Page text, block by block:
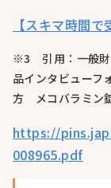
【スキマ時間
※3 引用：一般財
品インタビュー
方 メコバラミン
https://
008965.pdf